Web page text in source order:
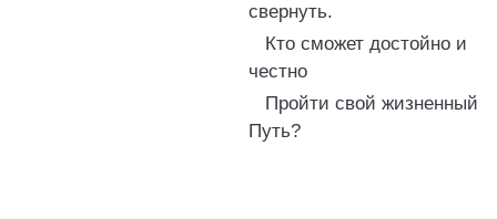
свернуть.
Кто сможет достойно и
честно
Пройти свой жизненный
Путь?